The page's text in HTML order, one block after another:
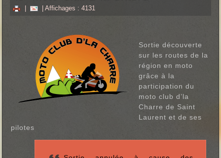
| Affichages : 4131
Sortie découverte
sur les routes de la
région en moto
grâce à la
participation du
moto club d’la
Charre de Saint
Laurent et de ses
pilotes